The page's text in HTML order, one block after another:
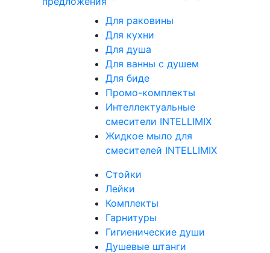
Для раковины
Для кухни
Для душа
Для ванны с душем
Для биде
Промо-комплекты
Интеллектуальные
смесители INTELLIMIX
Жидкое мыло для
смесителей INTELLIMIX
Стойки
Лейки
Комплекты
Гарнитуры
Гигиенические души
Душевые штанги